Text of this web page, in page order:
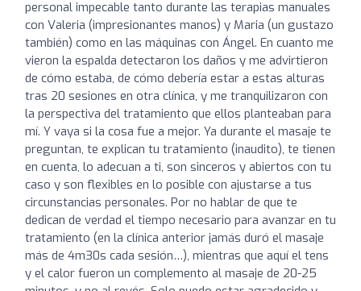
personal impecable tanto durante las terapias manuales
con Valeria (impresionantes manos) y Maria (un gustazo
también) como en las máquinas con Ángel. En cuanto me
vieron la espalda detectaron los daños y me advirtieron
de cómo estaba, de cómo debería estar a estas alturas
tras 20 sesiones en otra clínica, y me tranquilizaron con
la perspectiva del tratamiento que ellos planteaban para
mí. Y vaya si la cosa fue a mejor. Ya durante el masaje te
preguntan, te explican tu tratamiento (inaudito), te tienen
en cuenta, lo adecuan a ti, son sinceros y abiertos con tu
caso y son flexibles en lo posible con ajustarse a tus
circunstancias personales. Por no hablar de que te
dedican de verdad el tiempo necesario para avanzar en tu
tratamiento (en la clínica anterior jamás duró el masaje
más de 4m30s cada sesión…), mientras que aquí el tens
y el calor fueron un complemento al masaje de 20-25